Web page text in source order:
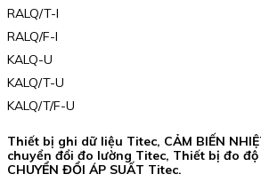
RALQ/T-I
RALQ/F-I
KALQ-U
KALQ/T-U
KALQ/T/F-U
Thiết bị ghi dữ liệu Titec, CẢM BIẾN
chuyển đổi đo lường Titec, Thiết bị đo độ
CHUYỂN ĐỔI ÁP SUẤT Titec.